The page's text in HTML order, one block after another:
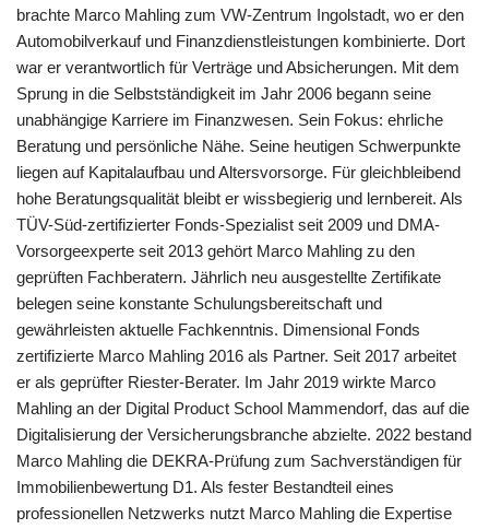
brachte Marco Mahling zum VW-Zentrum Ingolstadt, wo er den
Automobilverkauf und Finanzdienstleistungen kombinierte. Dort
war er verantwortlich für Verträge und Absicherungen. Mit dem
Sprung in die Selbstständigkeit im Jahr 2006 begann seine
unabhängige Karriere im Finanzwesen. Sein Fokus: ehrliche
Beratung und persönliche Nähe. Seine heutigen Schwerpunkte
liegen auf Kapitalaufbau und Altersvorsorge. Für gleichbleibend
hohe Beratungsqualität bleibt er wissbegierig und lernbereit. Als
TÜV-Süd-zertifizierter Fonds-Spezialist seit 2009 und DMA-
Vorsorgeexperte seit 2013 gehört Marco Mahling zu den
geprüften Fachberatern. Jährlich neu ausgestellte Zertifikate
belegen seine konstante Schulungsbereitschaft und
gewährleisten aktuelle Fachkenntnis. Dimensional Fonds
zertifizierte Marco Mahling 2016 als Partner. Seit 2017 arbeitet
er als geprüfter Riester-Berater. Im Jahr 2019 wirkte Marco
Mahling an der Digital Product School Mammendorf, das auf die
Digitalisierung der Versicherungsbranche abzielte. 2022 bestand
Marco Mahling die DEKRA-Prüfung zum Sachverständigen für
Immobilienbewertung D1. Als fester Bestandteil eines
professionellen Netzwerks nutzt Marco Mahling die Expertise